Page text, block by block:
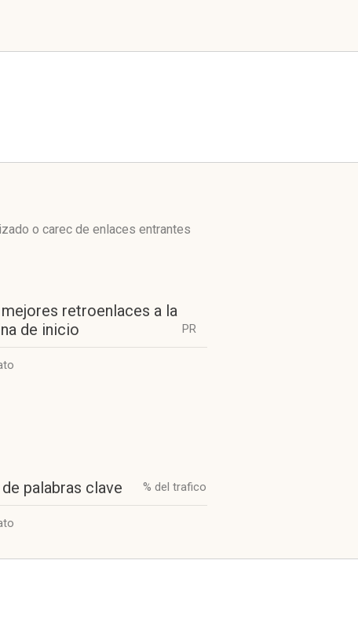
o carec de enlaces entrantes
retroenlaces a la
de inicio
PR
palabras clave % del trafico